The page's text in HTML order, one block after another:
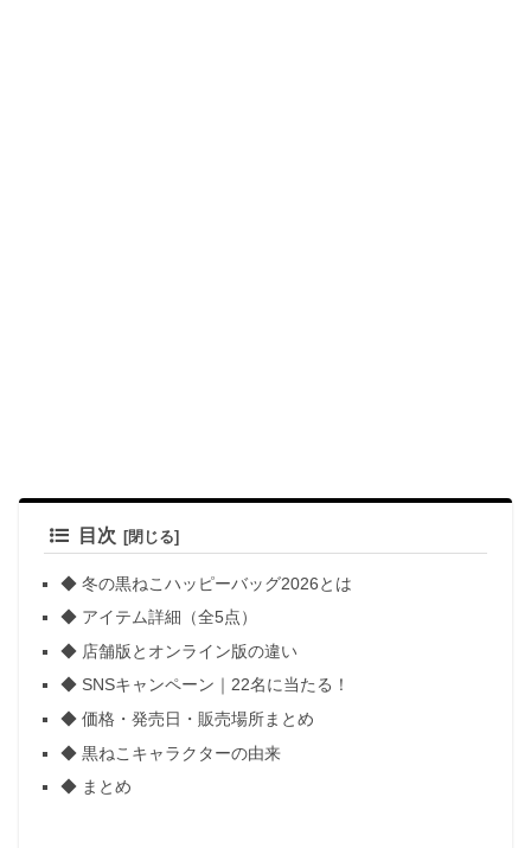
目次
◆ 冬の黒ねこハッピーバッグ2026とは
◆ アイテム詳細（全5点）
◆ 店舗版とオンライン版の違い
◆ SNSキャンペーン｜22名に当たる！
◆ 価格・発売日・販売場所まとめ
◆ 黒ねこキャラクターの由来
◆ まとめ